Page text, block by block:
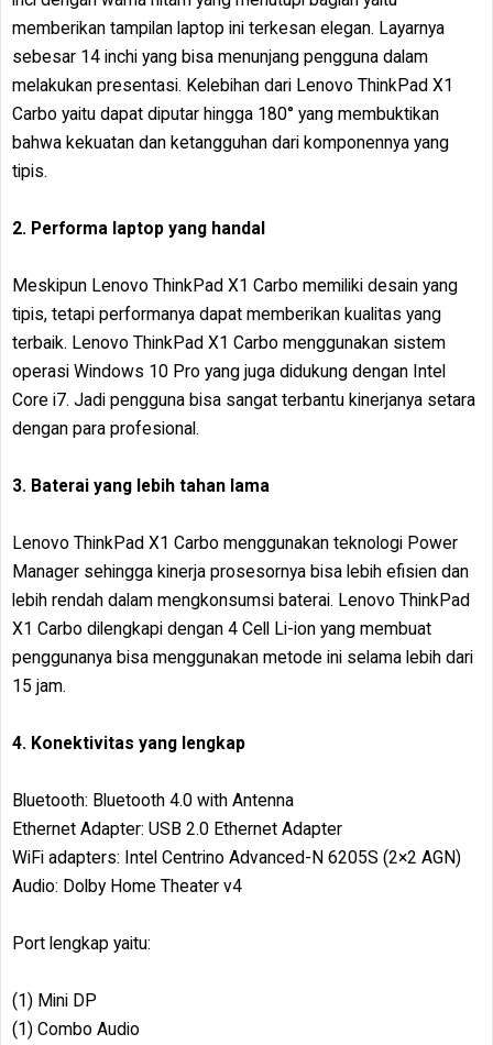
memberikan tampilan laptop ini terkesan elegan. Layarnya
sebesar 14 inchi yang bisa menunjang pengguna dalam
melakukan presentasi. Kelebihan dari Lenovo ThinkPad X1
Carbo yaitu dapat diputar hingga 180° yang membuktikan
bahwa kekuatan dan ketangguhan dari komponennya yang
tipis.
2. Performa laptop yang handal
Meskipun Lenovo ThinkPad X1 Carbo memiliki desain yang
tipis, tetapi performanya dapat memberikan kualitas yang
terbaik. Lenovo ThinkPad X1 Carbo menggunakan sistem
operasi Windows 10 Pro yang juga didukung dengan Intel
Core i7. Jadi pengguna bisa sangat terbantu kinerjanya setara
dengan para profesional.
3. Baterai yang lebih tahan lama
Lenovo ThinkPad X1 Carbo menggunakan teknologi Power
Manager sehingga kinerja prosesornya bisa lebih efisien dan
lebih rendah dalam mengkonsumsi baterai. Lenovo ThinkPad
X1 Carbo dilengkapi dengan 4 Cell Li-ion yang membuat
penggunanya bisa menggunakan metode ini selama lebih dari
15 jam.
4. Konektivitas yang lengkap
Bluetooth: Bluetooth 4.0 with Antenna
Ethernet Adapter: USB 2.0 Ethernet Adapter
WiFi adapters: Intel Centrino Advanced-N 6205S (2×2 AGN)
Audio: Dolby Home Theater v4
Port lengkap yaitu:
(1) Mini DP
(1) Combo Audio